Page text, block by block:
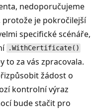
nedoporučujeme
protože je pokročilejší
specifické scénáře,
.WithCertificate()
to za vás zpracovala.
žádost o
kontrolní výraz
bude stačit pro